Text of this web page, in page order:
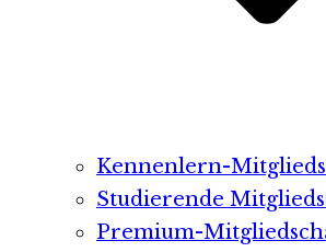
Kennenlern-
Studierende
Premium-